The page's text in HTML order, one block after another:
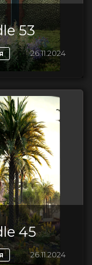
53
26.11.2024
45
26.11.2024